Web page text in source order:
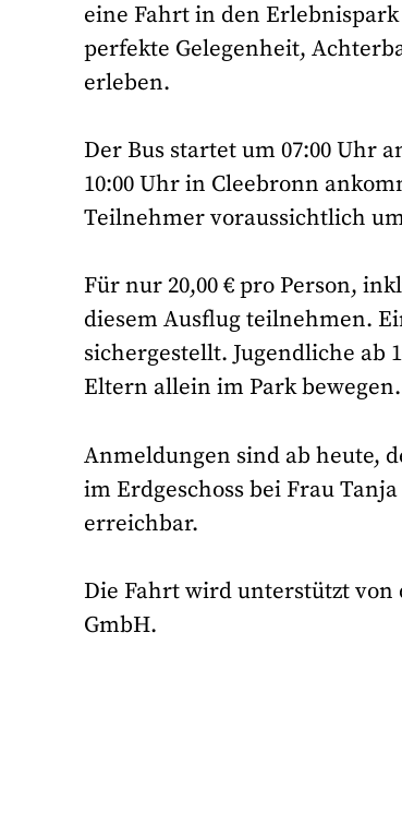
eine Fahrt in den
perfekte Gelegenheit,
erleben.
Der Bus startet um 07:00 Uhr
10:00 Uhr in Cleebronn
Teilnehmer voraussichtlich
Für nur 20,00 € pro Person,
diesem Ausflug teilnehmen.
sichergestellt. Jugendliche
Eltern allein im Park bewegen.
Anmeldungen sind ab heute,
im Erdgeschoss bei Frau
erreichbar.
Die Fahrt wird unterstützt
GmbH.